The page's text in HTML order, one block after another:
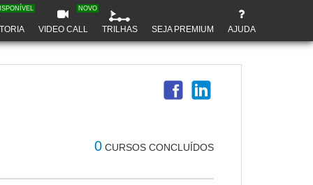
VIDEO CALL
NOVO
TRILHAS SEJA PREMIUM AJUDA
0 CURSOS CONCLUÍDOS